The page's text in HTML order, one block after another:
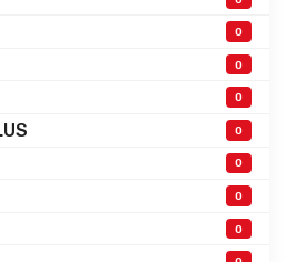
0
0
0
0
0
0
0